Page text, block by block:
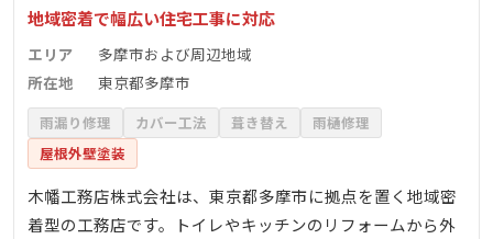
地域密着で幅広い住宅工事に対応
エリア
多摩市および周辺地域
所在地
東京都多摩市
雨漏り修理 カバー工法 葺き替え
雨樋修理
屋根外壁塗装
木幡工務店株式会社は、東京都多摩市に拠点を置く地域密
着型の工務店です。トイレやキッチンのリフォームから外